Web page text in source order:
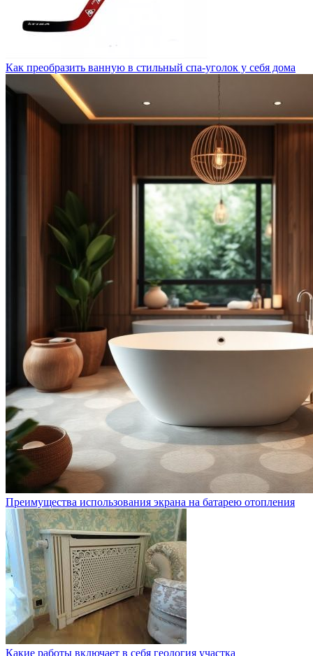
Как преобразить ванную в стильный спа-уголок у себя дома
Преимущества использования экрана на батарею отопления
Какие работы включает в себя геология участка